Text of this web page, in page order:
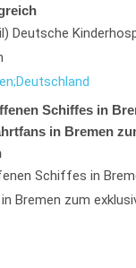
Deutsche
Deutschland
Schiffes in
in Bremen
Schiffes in
Bremen zum